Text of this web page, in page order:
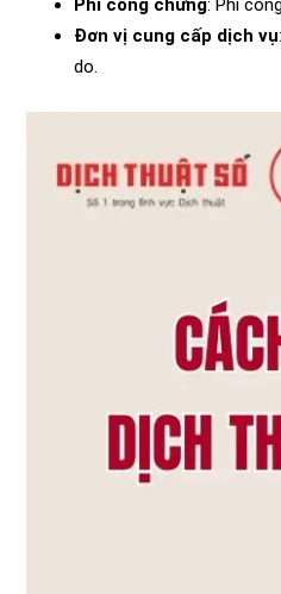
Phí công chứng: Phí
Đơn vị cung cấp dịch vụ
do.